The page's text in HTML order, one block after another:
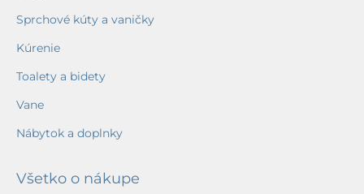
Sprchové kúty a vaničky
Kúrenie
Toalety a bidety
Vane
Nábytok a doplnky
Všetko o nákupe